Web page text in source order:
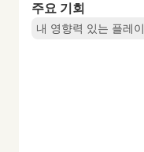
주요 기회
내 영향력 있는 플레